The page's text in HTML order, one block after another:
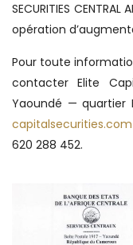
SECURITIES
opération
Pour toute
contacter Elite
Yaoundé — quartier
capitalsecurities.com
620 288 452.